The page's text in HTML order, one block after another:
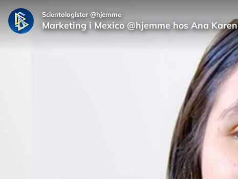
Scientologister @hjemme
Marketing i Mexico @hjemme hos Ana Karen